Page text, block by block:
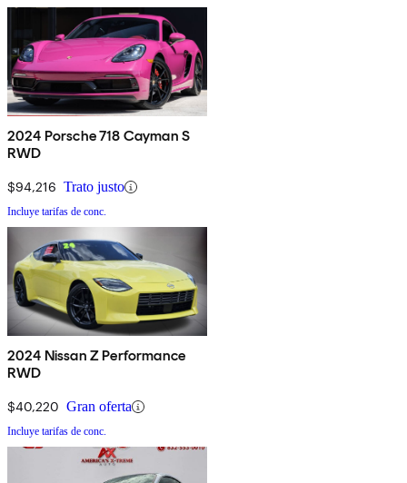
2024 Porsche 718 Cayman S
RWD
$94,216 Trato justo
Incluye tarifas de conc.
2024 Nissan Z Performance
RWD
$40,220 Gran oferta
Incluye tarifas de conc.